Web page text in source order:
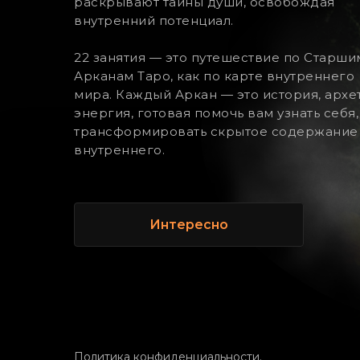
внутренний потенциал.
22 занятия — это путешествие по
Арканам Таро, как по карте внутреннего
мира. Каждый Аркан — это история,
энергия, готовая помочь вам узнать себя,
трансформировать скрытое содержание
внутреннего.
Политика конфиденциальности.
Интересно